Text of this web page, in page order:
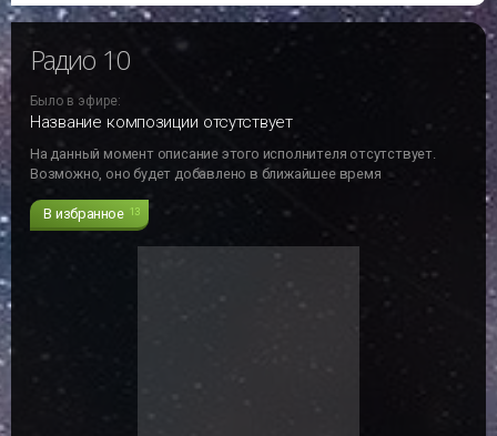
Радио 10
Было в эфире:
Название композиции отсутствует
На данный момент описание этого исполнителя отсутствует.
Возможно, оно будет добавлено в ближайшее время
В избранное 13